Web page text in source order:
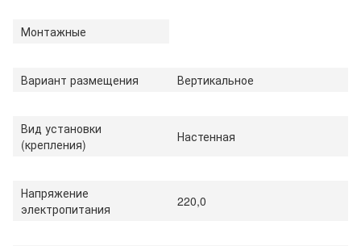
Монтажные
Вариант размещения Вертикальное
Вид установки
(крепления)
Настенная
Напряжение
электропитания
220,0